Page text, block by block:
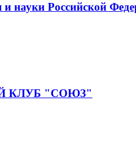
науки Российской
КЛУБ "СОЮЗ"